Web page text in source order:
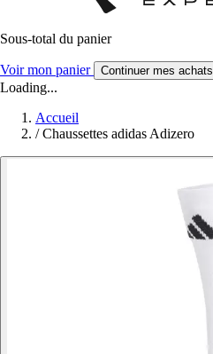
Sous-total du panier
Voir mon panier Continuer mes achats
Loading...
Accueil
/ Chaussettes adidas Adizero